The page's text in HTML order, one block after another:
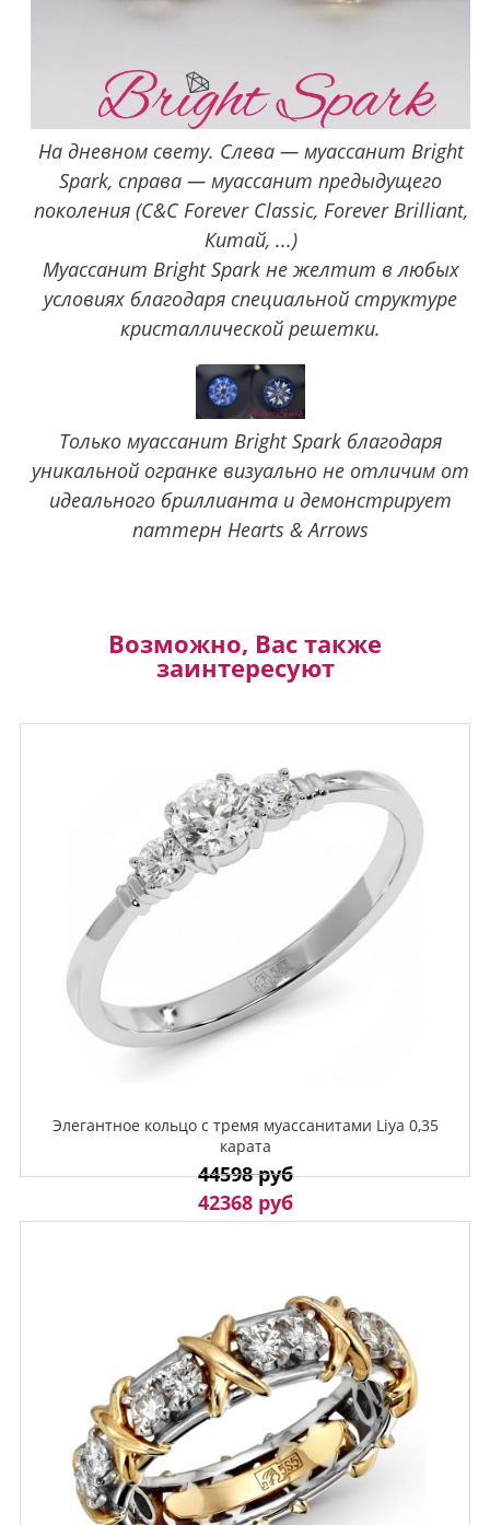
На дневном свету. Слева — муассанит Bright
Spark, справа — муассанит предыдущего
поколения (C&C Forever Classic, Forever Brilliant,
Китай, ...)
Муассанит Bright Spark не желтит в любых
условиях благодаря специальной структуре
кристаллической решетки.
Только муассанит Bright Spark благодаря
уникальной огранке визуально не отличим от
идеального бриллианта и демонстрирует
паттерн Hearts & Arrows
Возможно, Вас также
заинтересуют
Элегантное кольцо с тремя муассанитами Liya 0,35
карата
44598 руб
42368 руб